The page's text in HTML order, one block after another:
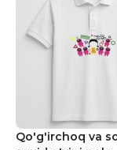
Qo'g'irchoq va